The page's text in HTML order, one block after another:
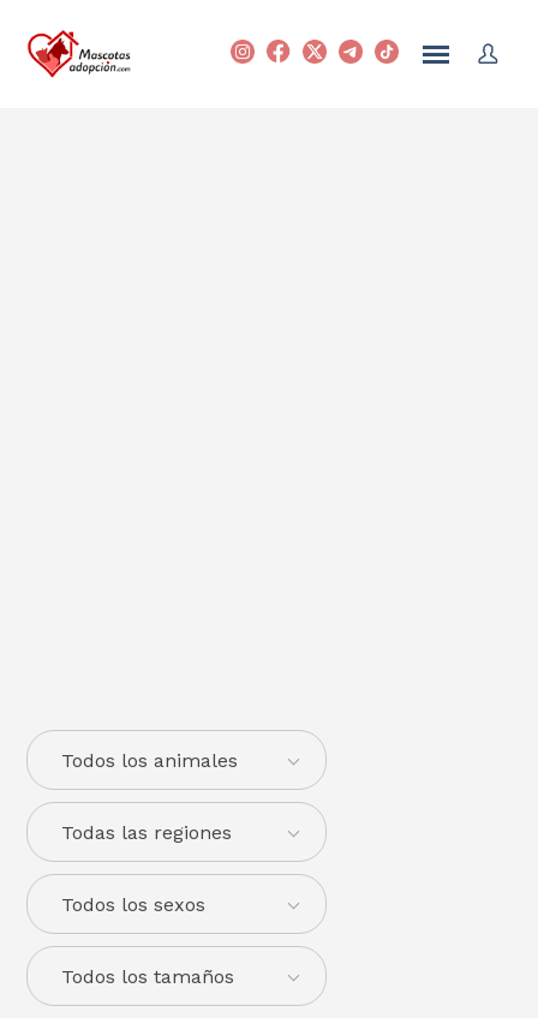
Todas las regiones
Todos los animales
Todos los sexos
Todos los tamaños